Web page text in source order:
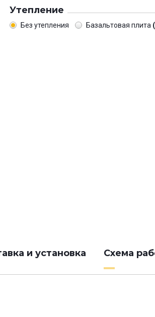
Утепление
Без утепления Базальтовая плита
и установка Схема